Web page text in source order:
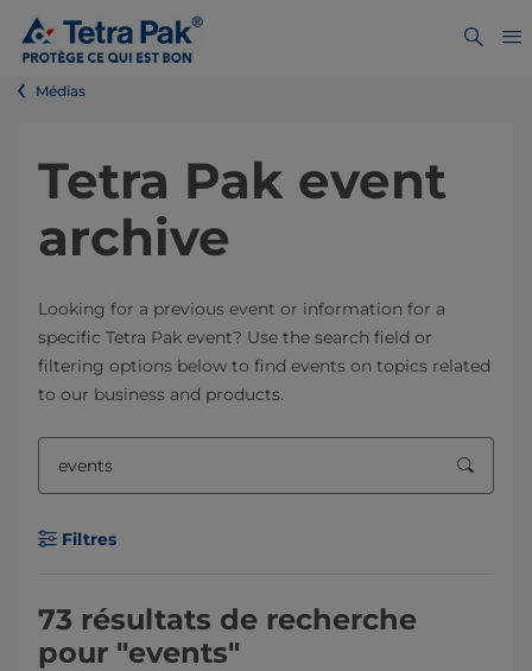
Médias
Tetra Pak event
archive
Looking for a previous event or information for a
specific Tetra Pak event? Use the search field or
filtering options below to find events on topics related
to our business and products.
Filtres
73 résultats de recherche
pour "events"